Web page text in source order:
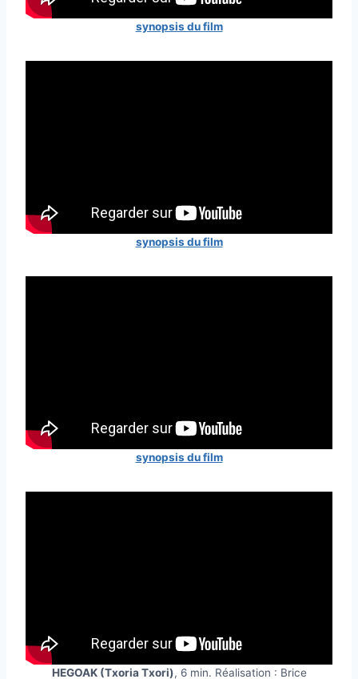
synopsis du film
synopsis du film
synopsis du film
HEGOAK (Txoria Txori), 6 min. Réalisation : Brice